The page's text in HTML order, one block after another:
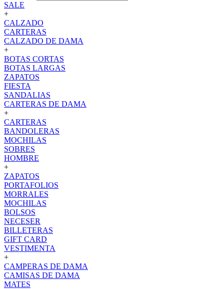
SALE
+
CALZADO
CARTERAS
CALZADO DE DAMA
+
BOTAS CORTAS
BOTAS LARGAS
ZAPATOS
FIESTA
SANDALIAS
CARTERAS DE DAMA
+
CARTERAS
BANDOLERAS
MOCHILAS
SOBRES
HOMBRE
+
ZAPATOS
PORTAFOLIOS
MORRALES
MOCHILAS
BOLSOS
NECESER
BILLETERAS
GIFT CARD
VESTIMENTA
+
CAMPERAS DE DAMA
CAMISAS DE DAMA
MATES